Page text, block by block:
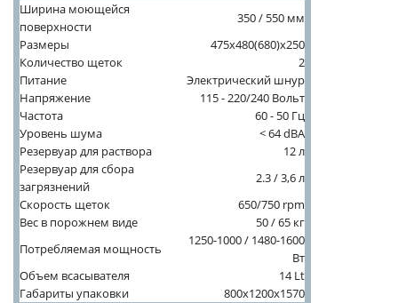
Ширина моющейся
поверхности
350 / 550 мм
Размеры
475x480(680)x250
Количество щеток
2
Питание
Электрический шнур
Напряжение
115 - 220/240 Вольт
Частота
60 - 50 Гц
Уровень шума
< 64 dBA
Резервуар для раствора
12 л
Резервуар для сбора
загрязнений
2.3 / 3,6 л
Скорость щеток
650/750 rpm
Вес в порожнем виде
50 / 65 кг
Потребляемая мощность
1250-1000 / 1480-1600
Вт
Объем всасывателя
14 Lt
Габариты упаковки
800x1200x1570